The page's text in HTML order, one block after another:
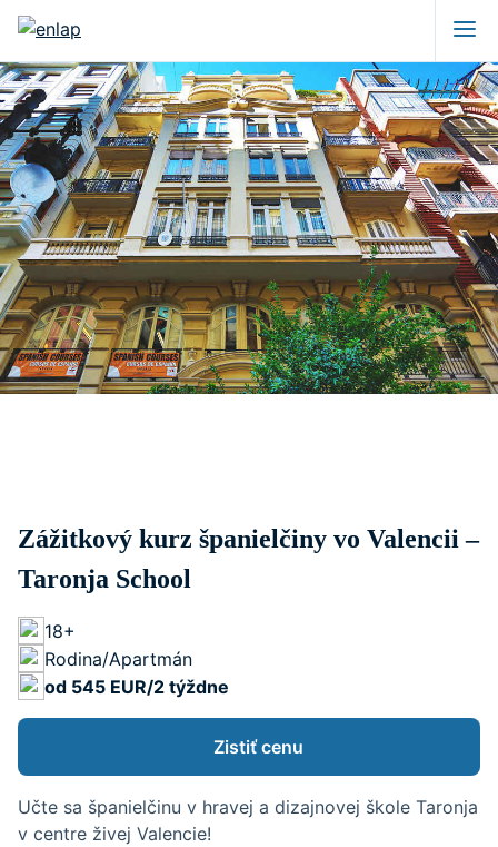
Zážitkový kurz španielčiny vo Valencii –
Taronja School
18+
Rodina/Apartmán
od 545 EUR/2 týždne
Zistiť cenu
Učte sa španielčinu v hravej a dizajnovej škole Taronja
v centre živej Valencie!